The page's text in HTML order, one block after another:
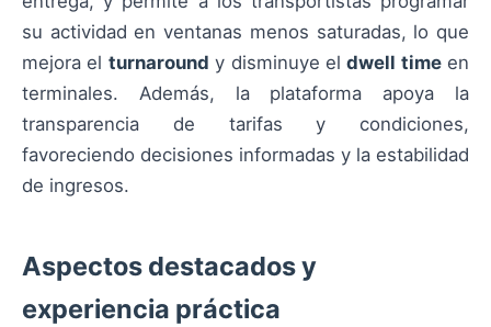
su actividad en ventanas menos saturadas, lo que
mejora el turnaround y disminuye eldwell timeen
terminales. Además, la plataforma apoya la
transparencia de tarifas y condiciones,
favoreciendo decisiones informadas y la estabilidad
de ingresos.
Aspectos destacados y
experiencia práctica